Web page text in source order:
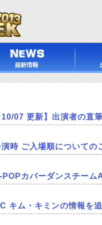
10/07 更新】出演者の直
演時 ご入場順についての
POPカバーダンスチー
キム・キミンの情報を